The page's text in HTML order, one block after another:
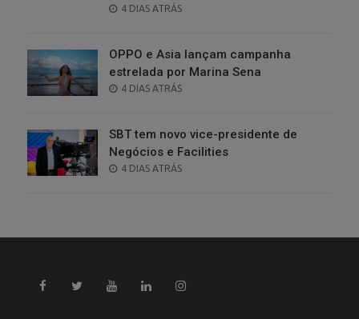
POSTED
4 DIAS ATRÁS
OPPO e Asia lançam campanha
estrelada por Marina Sena
POSTED
4 DIAS ATRÁS
SBT tem novo vice-presidente de
Negócios e Facilities
POSTED
4 DIAS ATRÁS